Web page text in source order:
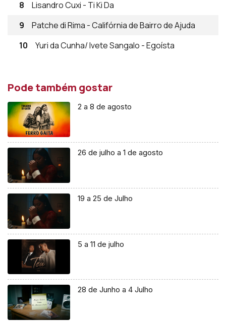
8
Lisandro Cuxi - Ti Ki Da
9
Patche di Rima - Califórnia de Bairro de Ajuda
10
Yuri da Cunha/ Ivete Sangalo - Egoísta
Pode também gostar
2 a 8 de agosto
26 de julho a 1 de agosto
19 a 25 de Julho
5 a 11 de julho
28 de Junho a 4 Julho